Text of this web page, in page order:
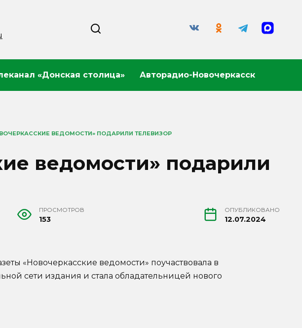
«Донская столица» Авторадио-Новочеркасск
ВЕДОМОСТИ» ПОДАРИЛИ ТЕЛЕВИЗОР
ведомости» подарили
ПРОСМОТРОВ
153
ОПУБЛИКОВАНО
12.07.2024
«Новочеркасские ведомости» поучаствовала в
сети издания и стала обладательницей нового